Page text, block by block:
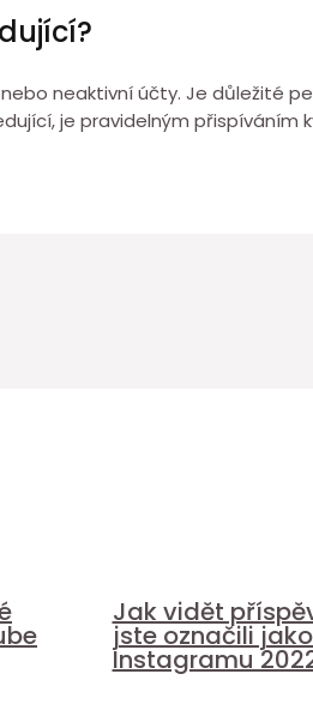
neaktivní účty. Je důležité
je pravidelným
Jak vidět
jste označili
Instagramu